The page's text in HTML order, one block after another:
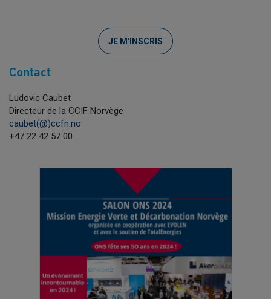
JE M'INSCRIS
Contact
Ludovic Caubet
Directeur de la CCIF Norvège
caubet(@)ccfn.no
+47 22 42 57 00